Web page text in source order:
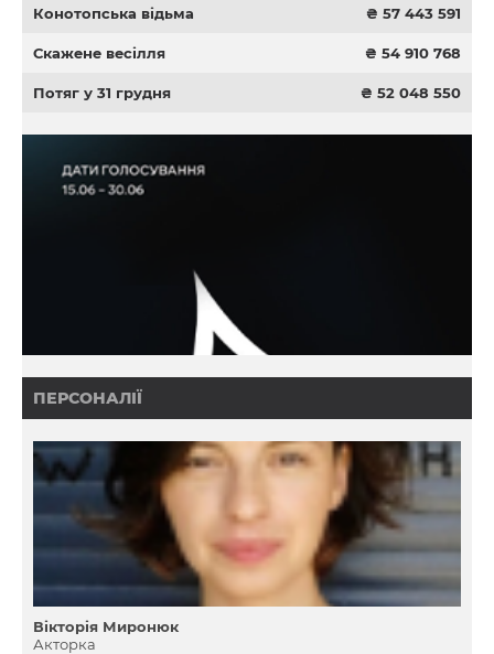
Конотопська відьма ₴ 57 443 591
Скажене весілля ₴ 54 910 768
Потяг у 31 грудня ₴ 52 048 550
ПЕРСОНАЛІЇ
Вікторія Миронюк
Акторка